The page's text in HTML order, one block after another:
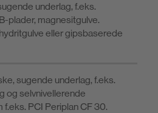
underlag, f.eks.
plader, magnesitgulve.
eller gipsbaserede
sugende underlag, f.eks.
og selvnivellerende
PCI Periplan CF 30.